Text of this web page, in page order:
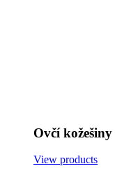
Ovčí kožešiny
View products